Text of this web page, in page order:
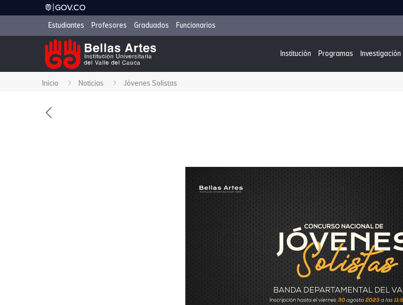
Estudiantes Profesores Graduados Funcionarios
Institución Programas Investigación
Inicio Noticias Jóvenes Solistas